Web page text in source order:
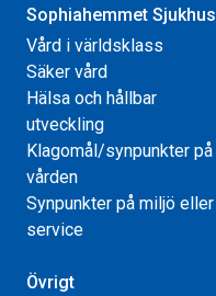
Sophiahemmet Sjukhus
Vård i världsklass
Säker vård
Hälsa och hållbar
utveckling
Klagomål/synpunkter på
vården
Synpunkter på miljö eller
service
Övrigt